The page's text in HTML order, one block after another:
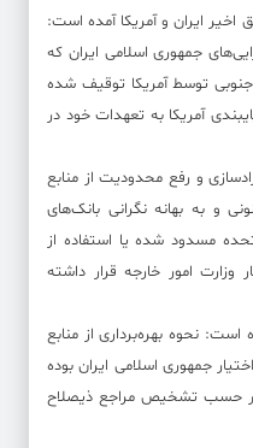
اخیر ایران و آمریکا آمده است:
جمهوری اسلامی ایران که
توسط آمریکا توقیف شده
آمریکا به تعهدات خود در
و رفع محدودیت از منابع
و به بهانه نگرانی بانک‌های
مسدود شده یا استفاده از
امور خارجه قرار داشته
است: نحوه بهره‌برداری از منابع
جمهوری اسلامی ایران بوده
حسب تشخیص مراجع ذیصلاح